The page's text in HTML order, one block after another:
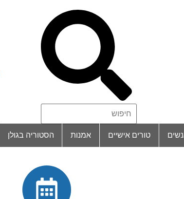
טורים אישיים אמנות הסטוריה בגולן